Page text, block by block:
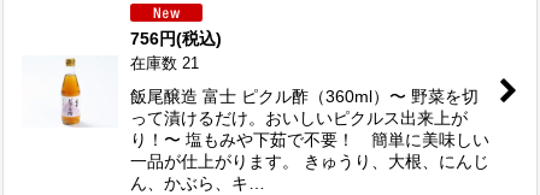
756円(税込)
在庫数 21
飯尾醸造 富士 ピクル酢（360ml）〜 野菜を切
って漬けるだけ。おいしいピクルス出来上が
り！〜 塩もみや下茹で不要！ 簡単に美味しい
一品が仕上がります。 きゅうり、大根、にんじ
ん、かぶら、キ…